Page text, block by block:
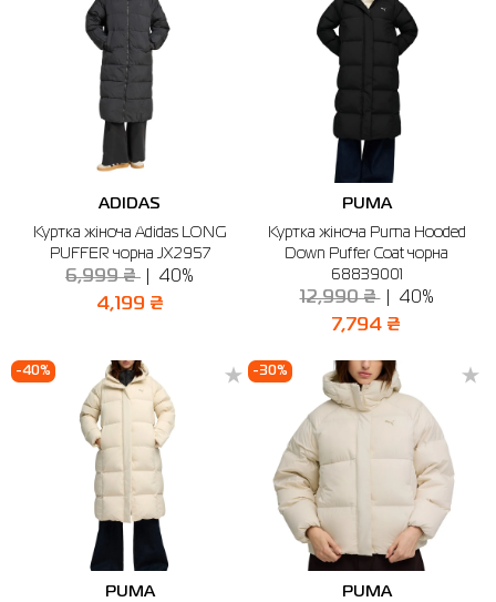
ADIDAS
Куртка жіноча Adidas LONG
PUFFER чорна JX2957
6,999 ₴ 40%
4,199 ₴
PUMA
Куртка жіноча Puma Hooded
Down Puffer Coat чорна
68839001
12,990 ₴ 40%
7,794 ₴
-40%
PUMA
-30%
PUMA